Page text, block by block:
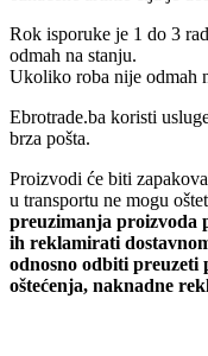
Rok isporuke je 1 do 3
odmah na stanju.
Ukoliko roba nije odmah
Ebrotrade.ba koristi
brza pošta.
Proizvodi će biti
u transportu ne mogu
preuzimanja proizvoda
ih reklamirati
odnosno odbiti
oštećenja, naknadne